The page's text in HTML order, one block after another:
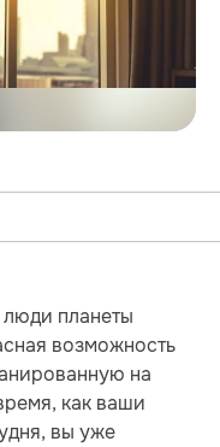
планеты
возможность
на
как ваши
вы уже